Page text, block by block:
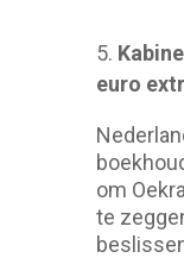
euro
om
te